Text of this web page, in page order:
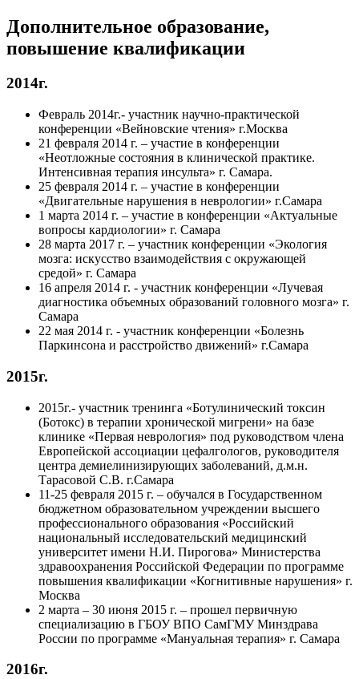
Дополнительное образование,
повышение квалификации
2014г.
Февраль 2014г.- участник научно-практической
конференции «Вейновские чтения» г.Москва
21 февраля 2014 г. – участие в конференции
«Неотложные состояния в клинической практике.
Интенсивная терапия инсульта» г. Самара.
25 февраля 2014 г. – участие в конференции
«Двигательные нарушения в неврологии» г.Самара
1 марта 2014 г. – участие в конференции «Актуальные
вопросы кардиологии» г. Самара
28 марта 2017 г. – участник конференции «Экология
мозга: искусство взаимодействия с окружающей
средой» г. Самара
16 апреля 2014 г. - участник конференции «Лучевая
диагностика объемных образований головного мозга» г.
Самара
22 мая 2014 г. - участник конференции «Болезнь
Паркинсона и расстройство движений» г.Самара
2015г.
2015г.- участник тренинга «Ботулинический токсин
(Ботокс) в терапии хронической мигрени» на базе
клинике «Первая неврология» под руководством члена
Европейской ассоциации цефалгологов, руководителя
центра демиелинизирующих заболеваний, д.м.н.
Тарасовой С.В. г.Самара
11-25 февраля 2015 г. – обучался в Государственном
бюджетном образовательном учреждении высшего
профессионального образования «Российский
национальный исследовательский медицинский
университет имени Н.И. Пирогова» Министерства
здравоохранения Российской Федерации по программе
повышения квалификации «Когнитивные нарушения» г.
Москва
2 марта – 30 июня 2015 г. – прошел первичную
специализацию в ГБОУ ВПО СамГМУ Минздрава
России по программе «Мануальная терапия» г. Самара
2016г.